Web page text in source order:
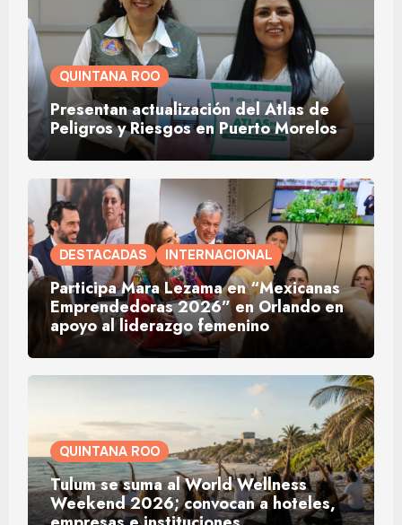
QUINTANA ROO
Presentan actualización del Atlas de
Peligros y Riesgos en Puerto Morelos
DESTACADAS INTERNACIONAL
Participa Mara Lezama en “Mexicanas
Emprendedoras 2026” en Orlando en
apoyo al liderazgo femenino
QUINTANA ROO
Tulum se suma al World Wellness
Weekend 2026; convocan a hoteles,